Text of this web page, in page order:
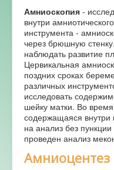
Диагностика
Лечение
Советы врача
Альтернативная
Форум
Амниоскопия -
внутри
инструмента -
через брюшную
наблюдать развитие
Цервикальная
поздних сроках
различных
исследовать
шейку матки. Во
содержащаяся внутри
на анализ без
проведен анализ
Амниоцентез